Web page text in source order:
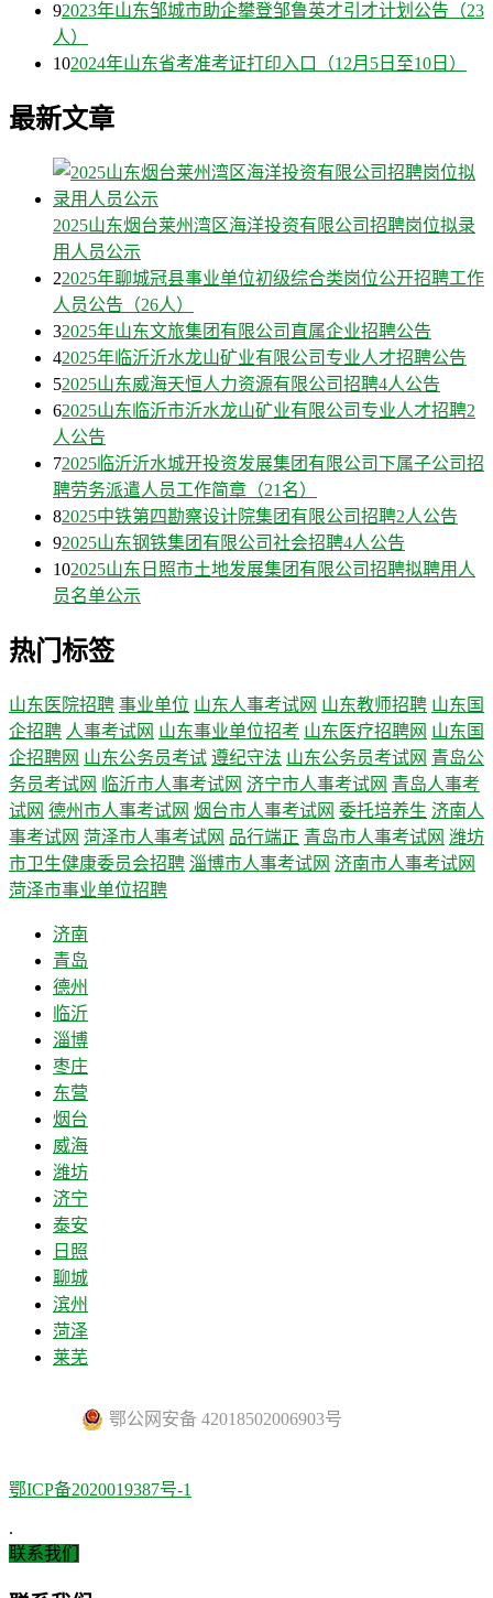
92023年山东邹城市助企攀登邹鲁英才引才计划公告（23
人）
102024年山东省考准考证打印入口（12月5日至10日）
最新文章
2025山东烟台莱州湾区海洋投资有限公司招聘岗位拟录
用人员公示
22025年聊城冠县事业单位初级综合类岗位公开招聘工作
人员公告（26人）
32025年山东文旅集团有限公司直属企业招聘公告
42025年临沂沂水龙山矿业有限公司专业人才招聘公告
52025山东威海天恒人力资源有限公司招聘4人公告
62025山东临沂市沂水龙山矿业有限公司专业人才招聘2
人公告
72025临沂沂水城开投资发展集团有限公司下属子公司招
聘劳务派遣人员工作简章（21名）
82025中铁第四勘察设计院集团有限公司招聘2人公告
92025山东钢铁集团有限公司社会招聘4人公告
102025山东日照市土地发展集团有限公司招聘拟聘用人
员名单公示
热门标签
山东医院招聘 事业单位 山东人事考试网 山东教师招聘 山东国
企招聘 人事考试网 山东事业单位招考 山东医疗招聘网 山东国
企招聘网 山东公务员考试 遵纪守法 山东公务员考试网 青岛公
务员考试网
临沂市人事考试网 济宁市人事考试网 青岛人事考
试网 德州市人事考试网 烟台市人事考试网 委托培养生 济南人
事考试网 菏泽市人事考试网 品行端正 青岛市人事考试网 潍坊
市卫生健康委员会招聘 淄博市人事考试网 济南市人事考试网
菏泽市事业单位招聘
济南
青岛
德州
临沂
淄博
枣庄
东营
烟台
威海
潍坊
济宁
泰安
日照
聊城
滨州
菏泽
莱芜
鄂公网安备 42018502006903号
鄂ICP备2020019387号-1
.
联系我们